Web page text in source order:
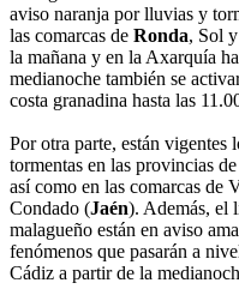
aviso naranja por lluvias y
las comarcas de Ronda, Sol
la mañana y en la Axarquía
medianoche también se
costa granadina hasta las
Por otra parte, están
tormentas en las provincias de
así como en las comarcas de
Condado (Jaén). Además, el
malagueño están en aviso
fenómenos que pasarán a
Cádiz a partir de la